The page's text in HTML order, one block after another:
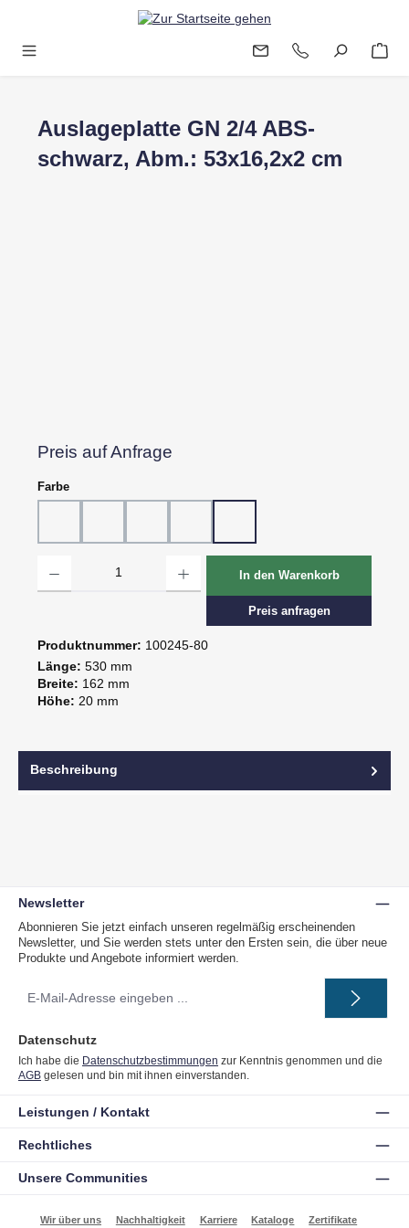
Zum Hauptinhalt springen
Auslageplatte GN 2/4 ABS-
schwarz, Abm.: 53x16,2x2 cm
Preis auf Anfrage
Farbeauswählen
In den Warenkorb
Preis anfragen
Produktnummer: 100245-80
Länge: 530 mm
Breite: 162 mm
Höhe: 20 mm
Beschreibung
Newsletter
Abonnieren Sie jetzt einfach unseren regelmäßig erscheinenden
Newsletter, und Sie werden stets unter den Ersten sein, die über neue
Produkte und Angebote informiert werden.
Mail-
Datenschutz
Ich habe die Datenschutzbestimmungen zur Kenntnis genommen und die
AGB gelesen und bin mit ihnen einverstanden.
Unsere Communities
Leistungen / Kontakt
Rechtliches
Wir über uns Nachhaltigkeit Karriere Kataloge Zertifikate